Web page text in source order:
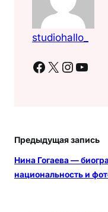
studiohallo_
Facebook X Instagram YouTube
Предыдущая запись
Нина Гогаева —
национальность и